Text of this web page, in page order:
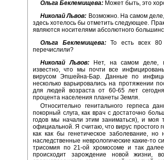
Ольга Беклемищева: Может быть, это
Николай Львов: Возможно. На самом деле,
здесь хотелось бы отметить следующее.
являются носителями абсолютного
Ольга Беклемищева:То есть всех 80
перечислили?
Николай Львов:Нет, на самом деле,
известно, что мы почти все
вирусом Эпшейна-Бар. Данные по
несколько варьировались на протяжении
для людей возраста от 60-65 лет
процента населения планеты Земля.
Относительно генитального герпеса
покорный слуга, как врач с достаточно
годов мы начали этим заниматься), и моя
официальной. Я считаю, что вирус простого
как как бы генетическое заболевание,
наследственные неврологические какие-то
трисомия по 21-ой хромосоме и так
происходит зарождение новой жизни,